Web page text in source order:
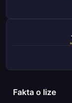
Fakta o lize